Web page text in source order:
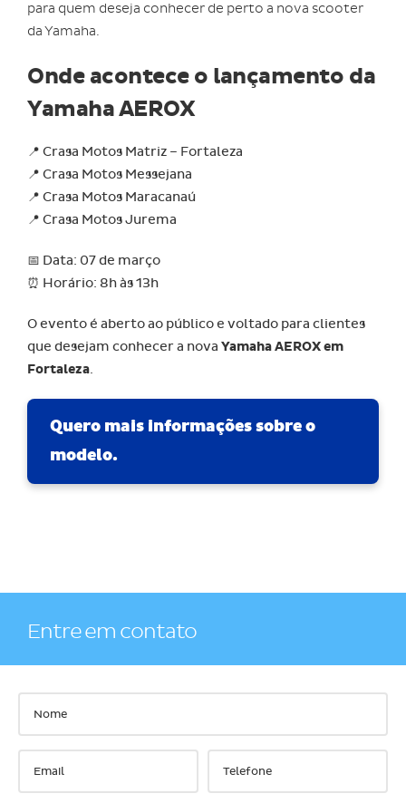
para quem deseja conhecer de perto a nova scooter
da Yamaha.
Onde acontece o lançamento da
Yamaha AEROX
📍 Crasa Motos Matriz – Fortaleza
📍 Crasa Motos Messejana
📍 Crasa Motos Maracanaú
📍 Crasa Motos Jurema
📅 Data: 07 de março
⏰ Horário: 8h às 13h
O evento é aberto ao público e voltado para clientes
que desejam conhecer a nova Yamaha AEROX em
Fortaleza.
Quero mais informações sobre o
modelo.
Entre em contato